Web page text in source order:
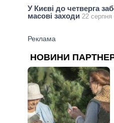
У Києві до четверга
масові заходи 22